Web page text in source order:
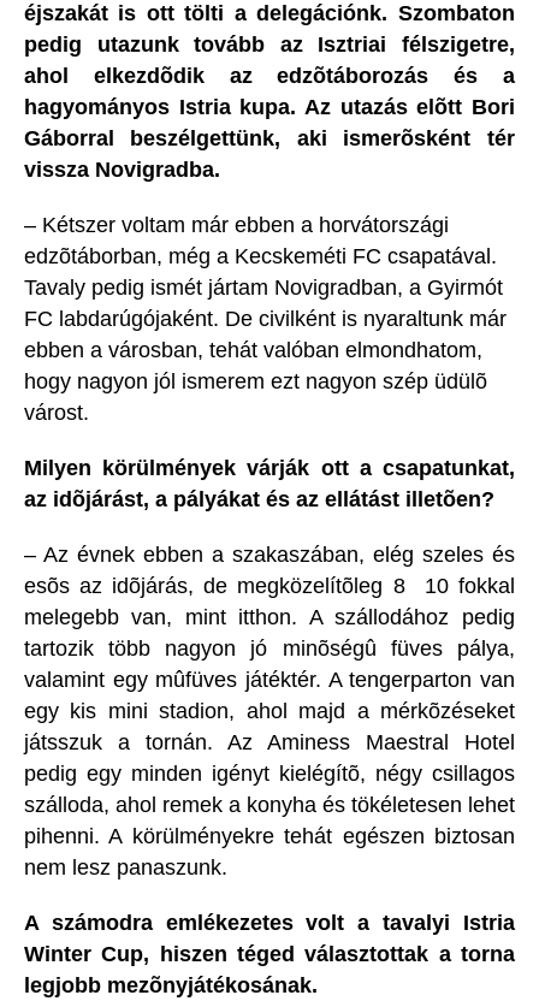
éjszakát is ott tölti a delegációnk. Szombaton
pedig utazunk tovább az Isztriai félszigetre,
ahol elkezdõdik az edzõtáborozás és a
hagyományos Istria kupa. Az utazás elõtt Bori
Gáborral beszélgettünk, aki ismerõsként tér
vissza Novigradba.
– Kétszer voltam már ebben a horvátországi
edzõtáborban, még a Kecskeméti FC csapatával.
Tavaly pedig ismét jártam Novigradban, a Gyirmót
FC labdarúgójaként. De civilként is nyaraltunk már
ebben a városban, tehát valóban elmondhatom,
hogy nagyon jól ismerem ezt nagyon szép üdülõ
várost.
Milyen körülmények várják ott a csapatunkat,
az idõjárást, a pályákat és az ellátást illetõen?
– Az évnek ebben a szakaszában, elég szeles és
esõs az idõjárás, de megközelítõleg 8  10 fokkal
melegebb van, mint itthon. A szállodához pedig
tartozik több nagyon jó minõségû füves pálya,
valamint egy mûfüves játéktér. A tengerparton van
egy kis mini stadion, ahol majd a mérkõzéseket
játsszuk a tornán. Az Aminess Maestral Hotel
pedig egy minden igényt kielégítõ, négy csillagos
szálloda, ahol remek a konyha és tökéletesen lehet
pihenni. A körülményekre tehát egészen biztosan
nem lesz panaszunk.
A számodra emlékezetes volt a tavalyi Istria
Winter Cup, hiszen téged választottak a torna
legjobb mezõnyjátékosának.